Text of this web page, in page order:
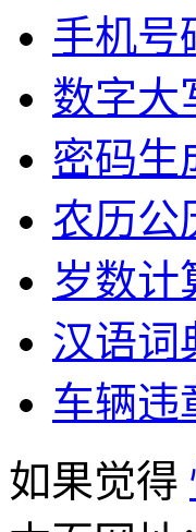
手机号
数字大
密码生
农历公
岁数计
汉语词
车辆违
如果觉得